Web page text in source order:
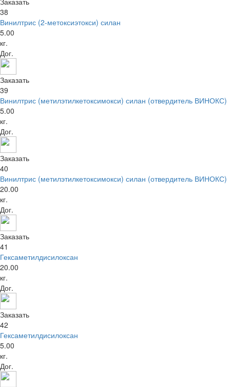
38
Винилтрис (2-метоксиэтокси) силан
5.00
кг.
Дог.
Заказать
39
Винилтрис (метилэтилкетоксимокси) силан (отвердитель ВИНОКС)
5.00
кг.
Дог.
Заказать
40
Винилтрис (метилэтилкетоксимокси) силан (отвердитель ВИНОКС)
20.00
кг.
Дог.
Заказать
41
Гексаметилдисилоксан
20.00
кг.
Дог.
Заказать
42
Гексаметилдисилоксан
5.00
кг.
Дог.